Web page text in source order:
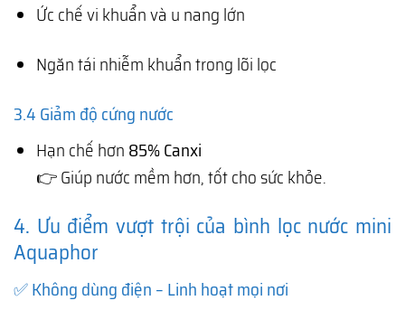
Ức chế vi khuẩn và u nang lớn
Ngăn tái nhiễm khuẩn trong lõi lọc
3.4 Giảm độ cứng nước
Hạn chế hơn 85% Canxi
👉 Giúp nước mềm hơn, tốt cho sức khỏe.
4. Ưu điểm vượt trội của bình lọc nước mini
Aquaphor
✅ Không dùng điện – Linh hoạt mọi nơi